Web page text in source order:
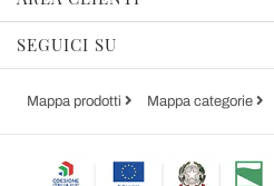
SEGUICI SU
Mappa prodotti Mappa categorie